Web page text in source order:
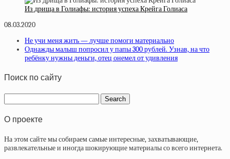
Из дрища в Голиафы: история успеха Крейга Голиаса
08.03.2020
Не учи меня жить — лучше помоги материально
Однажды малыш попросил у папы 300 рублей. Узнав, на что
ребёнку нужны деньги, отец онемел от удивления
Поиск по сайту
О проекте
На этом сайте мы собираем самые интересные, захватывающие,
развлекательные и иногда шокирующие материалы со всего интернета.